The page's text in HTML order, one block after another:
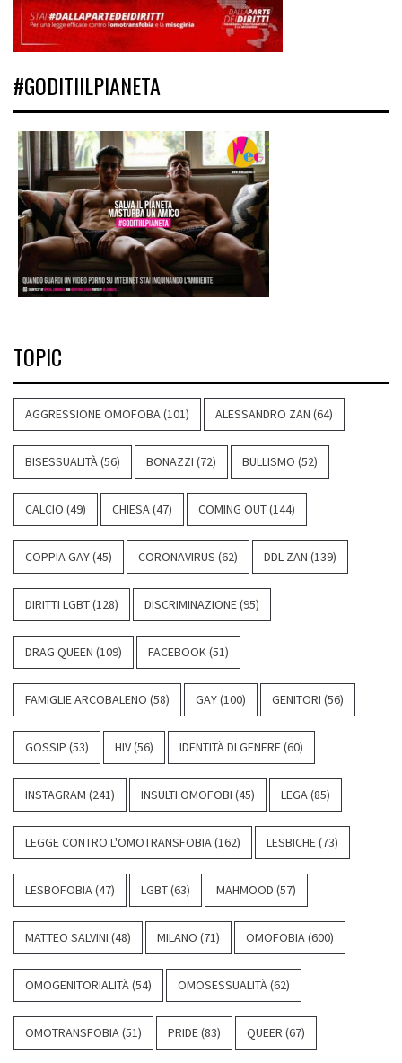
#GODITIILPIANETA
TOPIC
AGGRESSIONE OMOFOBA(101) ALESSANDRO ZAN (64)
BISESSUALITÀ(56) BONAZZI (72) BULLISMO (52)
CALCIO (49) CHIESA(47) COMING OUT(144)
COPPIA GAY(45) CORONAVIRUS (62) DDL ZAN (139)
DIRITTI LGBT(128) DISCRIMINAZIONE(95)
DRAG QUEEN (109) FACEBOOK(51)
FAMIGLIE ARCOBALENO (58) GAY(100) GENITORI (56)
GOSSIP (53) HIV(56) IDENTITÀ DI GENERE(60)
INSTAGRAM (241) INSULTI OMOFOBI (45) LEGA(85)
LEGGE CONTRO L'OMOTRANSFOBIA(162) LESBICHE(73)
LESBOFOBIA(47) LGBT(63) MAHMOOD (57)
MATTEO SALVINI (48) MILANO (71) OMOFOBIA(600)
OMOGENITORIALITÀ(54) OMOSESSUALITÀ(62)
OMOTRANSFOBIA(51) PRIDE(83) QUEER (67)